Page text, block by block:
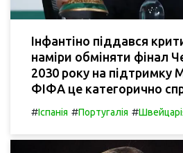
Інфантіно піддався
наміри обміняти фінал
2030 року на підтримку
ФІФА це категорично
#Іспанія #Португалія #